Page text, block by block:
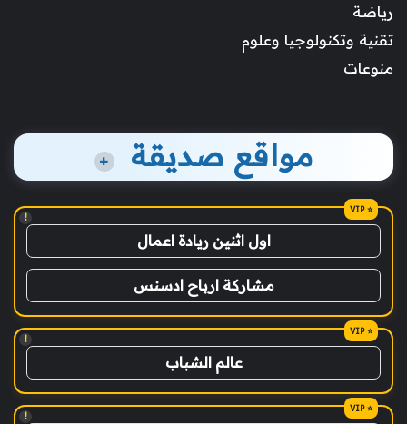
رياضة
تقنية وتكنولوجيا وعلوم
منوعات
مواقع صديقة +
!
اول اثنين ريادة اعمال
مشاركة ارباح ادسنس
!
عالم الشباب
!